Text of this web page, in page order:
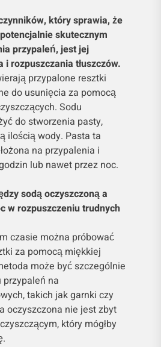
który sprawia, że
skutecznym
przypaleń, jest jej
i rozpuszczania tłuszczów.
przypalone resztki
do usunięcia za pomocą
Sodu
do stworzenia pasty,
ilością wody. Pasta ta
na przypalenia i
lub nawet przez noc.
sodą oczyszczoną a
w rozpuszczeniu trudnych
czasie można próbować
za pomocą miękkiej
może być szczególnie
na
takich jak garnki czy
oczyszczona nie jest zbyt
który mógłby